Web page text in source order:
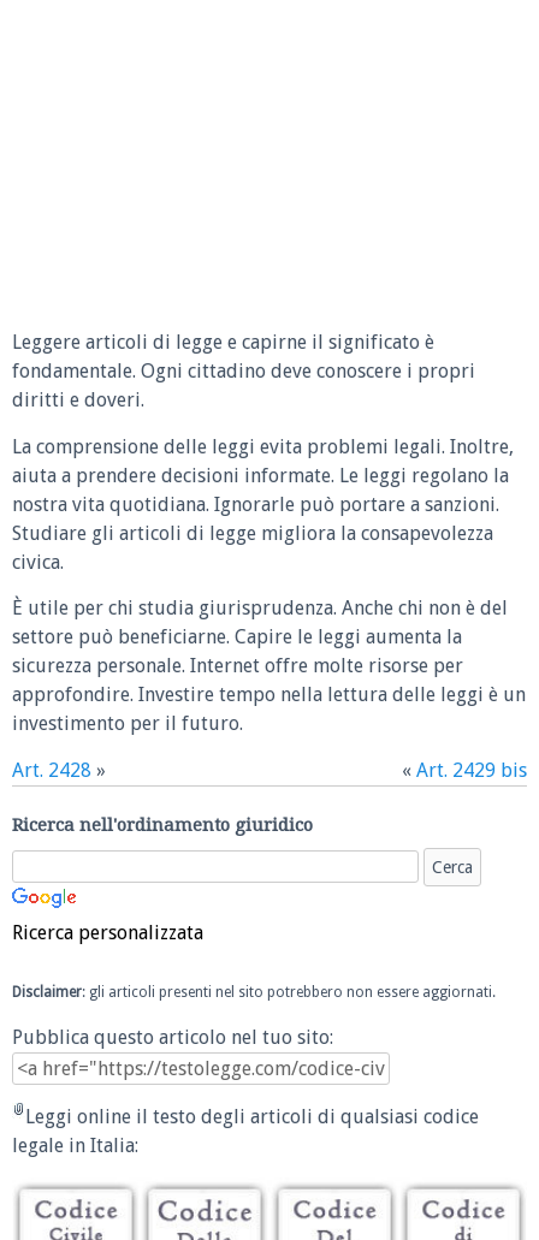
Leggere articoli di legge e capirne il significato è
fondamentale. Ogni cittadino deve conoscere i propri
diritti e doveri.
La comprensione delle leggi evita problemi legali. Inoltre,
aiuta a prendere decisioni informate. Le leggi regolano la
nostra vita quotidiana. Ignorarle può portare a sanzioni.
Studiare gli articoli di legge migliora la consapevolezza
civica.
È utile per chi studia giurisprudenza. Anche chi non è del
settore può beneficiarne. Capire le leggi aumenta la
sicurezza personale. Internet offre molte risorse per
approfondire. Investire tempo nella lettura delle leggi è un
investimento per il futuro.
Art. 2428 » « Art. 2429 bis
Ricerca nell'ordinamento giuridico
Ricerca personalizzata
Disclaimer: gli articoli presenti nel sito potrebbero non essere aggiornati.
Pubblica questo articolo nel tuo sito:
Leggi online il testo degli articoli di qualsiasi codice
legale in Italia: